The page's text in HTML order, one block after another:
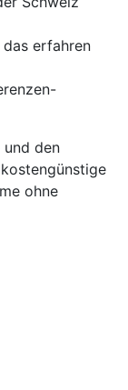
das erfahren
den
ohne